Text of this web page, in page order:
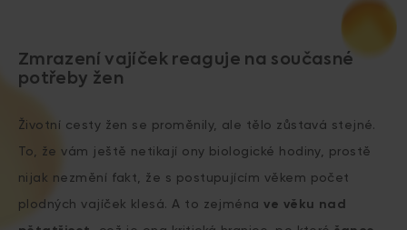
Zmrazení vajíček reaguje na současné
potřeby žen
Životní cesty žen se proměnily, ale tělo zůstavá stejné.
To, že vám ještě netikají ony biologické hodiny, prostě
nijak nezmění fakt, že s postupujícím věkem počet
plodných vajíček klesá. A to zejménave věku nad